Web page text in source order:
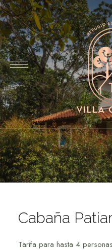
Cabaña
Tarifa para hasta 4 personas